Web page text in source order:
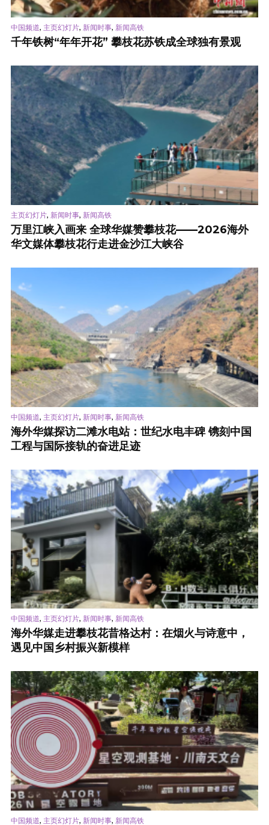
中国频道, 主页幻灯片, 新闻时事, 新闻高铁
千年铁树“年年开花” 攀枝花苏铁成全球独有景观
主页幻灯片, 新闻时事, 新闻高铁
万里江峡入画来 全球华媒赞攀枝花——2026海外
华文媒体攀枝花行走进金沙江大峡谷
中国频道, 主页幻灯片, 新闻时事, 新闻高铁
海外华媒探访二滩水电站：世纪水电丰碑 镌刻中国
工程与国际接轨的奋进足迹
中国频道, 主页幻灯片, 新闻时事, 新闻高铁
海外华媒走进攀枝花昔格达村：在烟火与诗意中，
遇见中国乡村振兴新模样
中国频道, 主页幻灯片, 新闻时事, 新闻高铁